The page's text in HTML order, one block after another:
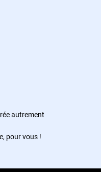
autrement
pour vous !